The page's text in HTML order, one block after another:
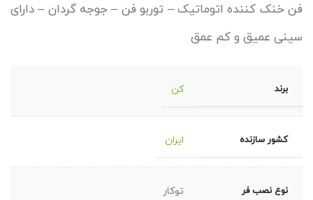
فن خنک کننده اتوماتیک – توربو فن – جوجه گردان – دارای
سینی عمیق و کم عمق
برند کن
کشور سازنده ایران
نوع نصب فر توکار